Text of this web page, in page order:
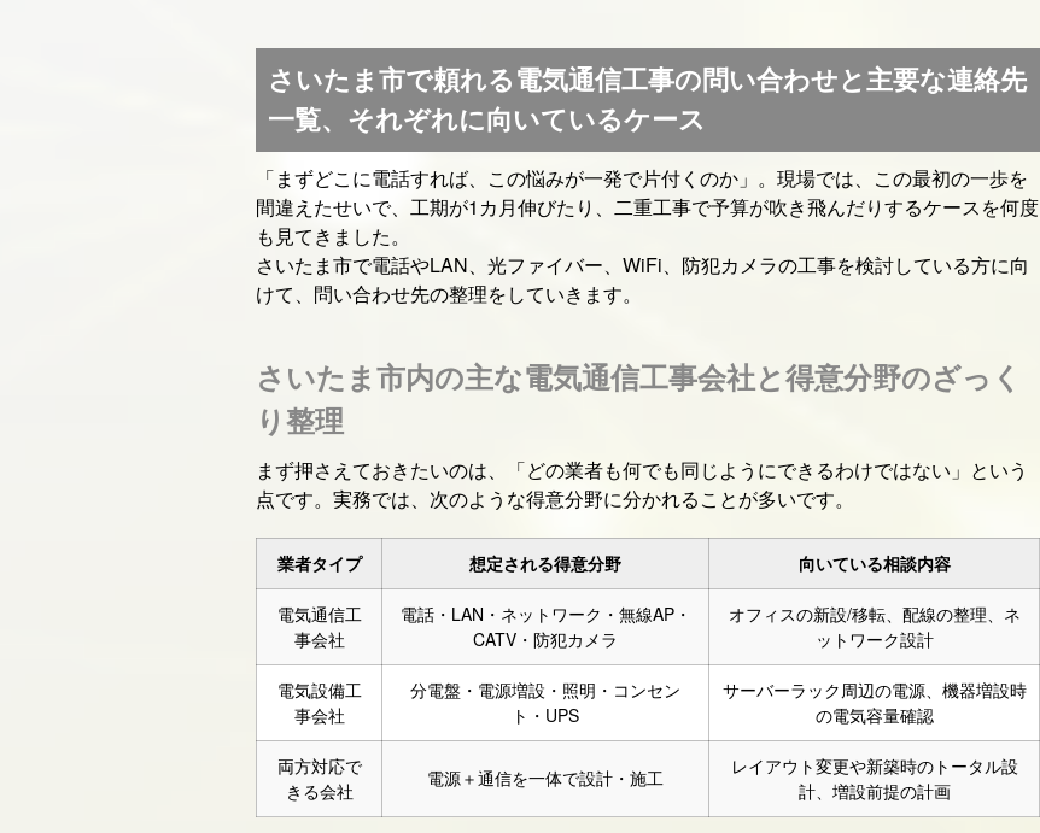
さいたま市で頼れる電気通信工事の問い合わせと主要な連絡先
一覧、それぞれに向いているケース
「まずどこに電話すれば、この悩みが一発で片付くのか」。現場では、この最初の一歩を
間違えたせいで、工期が1カ月伸びたり、二重工事で予算が吹き飛んだりするケースを何度
も見てきました。
さいたま市で電話やLAN、光ファイバー、WiFi、防犯カメラの工事を検討している方に向
けて、問い合わせ先の整理をしていきます。
さいたま市内の主な電気通信工事会社と得意分野のざっく
り整理
まず押さえておきたいのは、「どの業者も何でも同じようにできるわけではない」という
点です。実務では、次のような得意分野に分かれることが多いです。
業者タイプ 想定される得意分野 向いている相談内容
電気通信工
事会社
電話・LAN・ネットワーク・無線AP・
CATV・防犯カメラ
オフィスの新設/移転、配線の整理、ネ
ットワーク設計
電気設備工
事会社
分電盤・電源増設・照明・コンセン
ト・UPS
サーバーラック周辺の電源、機器増設時
の電気容量確認
両方対応で
きる会社
電源＋通信を一体で設計・施工
レイアウト変更や新築時のトータル設
計、増設前提の計画